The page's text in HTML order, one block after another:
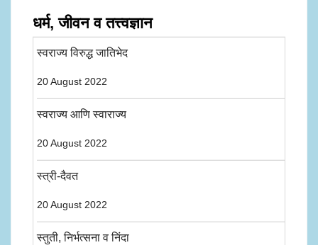
धर्म, जीवन व तत्त्वज्ञान
स्वराज्य विरुद्ध जातिभेद
20 August 2022
स्वराज्य आणि स्वाराज्य
20 August 2022
स्त्री-दैवत
20 August 2022
स्तुती, निर्भत्सना व निंदा